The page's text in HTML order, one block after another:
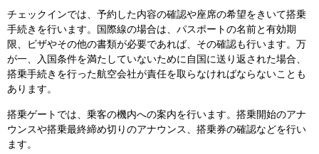
チェックインでは、予約した内容の確認や座席の希望をきいて搭乗
手続きを行います。国際線の場合は、パスポートの名前と有効期
限、ビザやその他の書類が必要であれば、その確認も行います。万
が一、入国条件を満たしていないために自国に送り返された場合、
搭乗手続きを行った航空会社が責任を取らなければならないことも
あります。
搭乗ゲートでは、乗客の機内への案内を行います。搭乗開始のアナ
ウンスや搭乗最終締め切りのアナウンス、搭乗券の確認などを行い
ます。